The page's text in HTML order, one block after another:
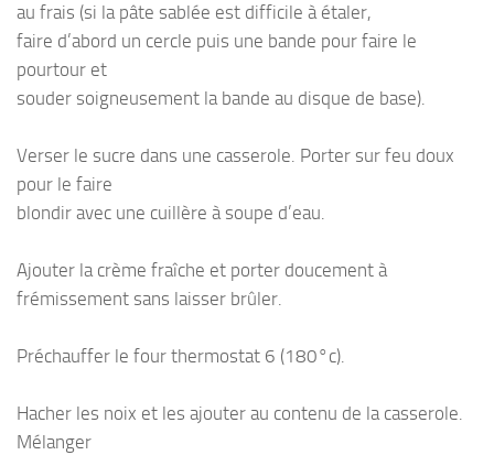
au frais (si la pâte sablée est difficile à étaler,
faire d’abord un cercle puis une bande pour faire le
pourtour et
souder soigneusement la bande au disque de base).
Verser le sucre dans une casserole. Porter sur feu doux
pour le faire
blondir avec une cuillère à soupe d’eau.
Ajouter la crème fraîche et porter doucement à
frémissement sans laisser brûler.
Préchauffer le four thermostat 6 (180°c).
Hacher les noix et les ajouter au contenu de la casserole.
Mélanger